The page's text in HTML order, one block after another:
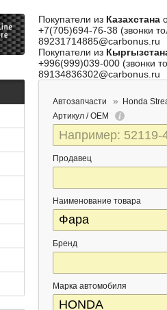
Покупатели из Казахстана
+7(705)694-76-38 (звонки
89231714885@carbonus.ru
Покупатели из
+996(999)039-000 (звонки
89134836302@carbonus.ru
Автозапчасти
Honda
Артикул / OEM
Продавец
Наименование товара
Бренд
Марка автомобиля